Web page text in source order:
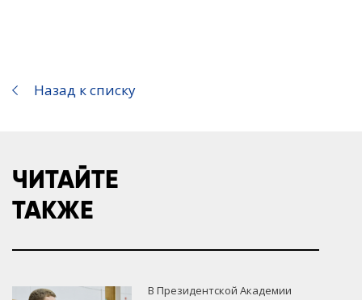
Назад к списку
ЧИТАЙТЕ
ТАКЖЕ
В Президентской Академии